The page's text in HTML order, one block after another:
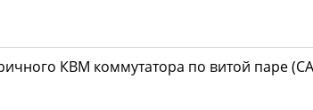
КВМ коммутатора по витой паре